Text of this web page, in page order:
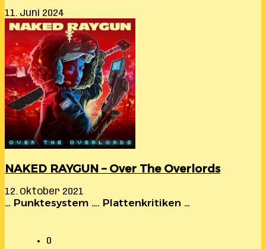
11. Juni 2024
NAKED RAYGUN – Over The Overlords
12. Oktober 2021
… Punktesystem …. Plattenkritiken …
0